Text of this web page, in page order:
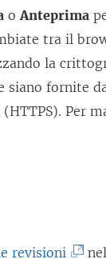
oAnteprima
tra il
la
siano fornite
Per
revisioni (